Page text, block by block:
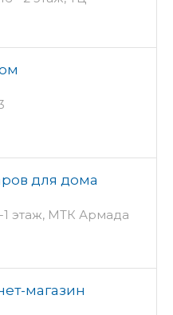
для дома
-1 этаж, МТК Армада
магазин